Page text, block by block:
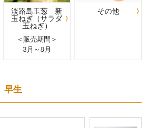
淡路島玉葱 新
玉ねぎ（サラダ
玉ねぎ）
＜販売期間＞
3月～8月
その他
早生